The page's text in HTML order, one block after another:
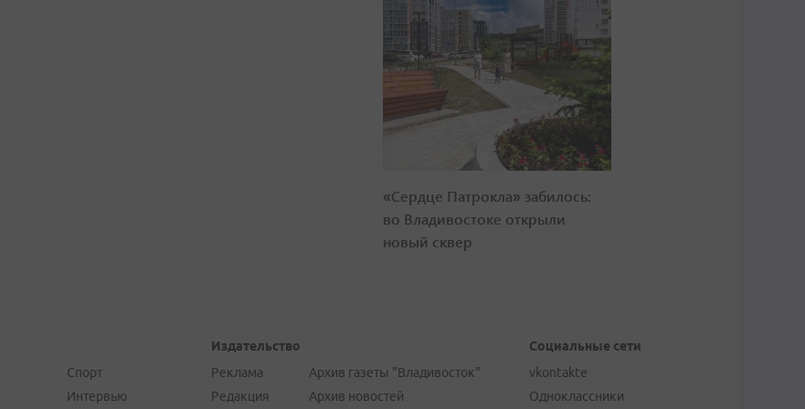
«Сердце Патрокла» забилось:
во Владивостоке открыли
новый сквер
Спорт
Интервью
Издательство
Реклама
Редакция
Архив газеты "Владивосток"
Архив новостей
Социальные сети
vkontakte
Одноклассники